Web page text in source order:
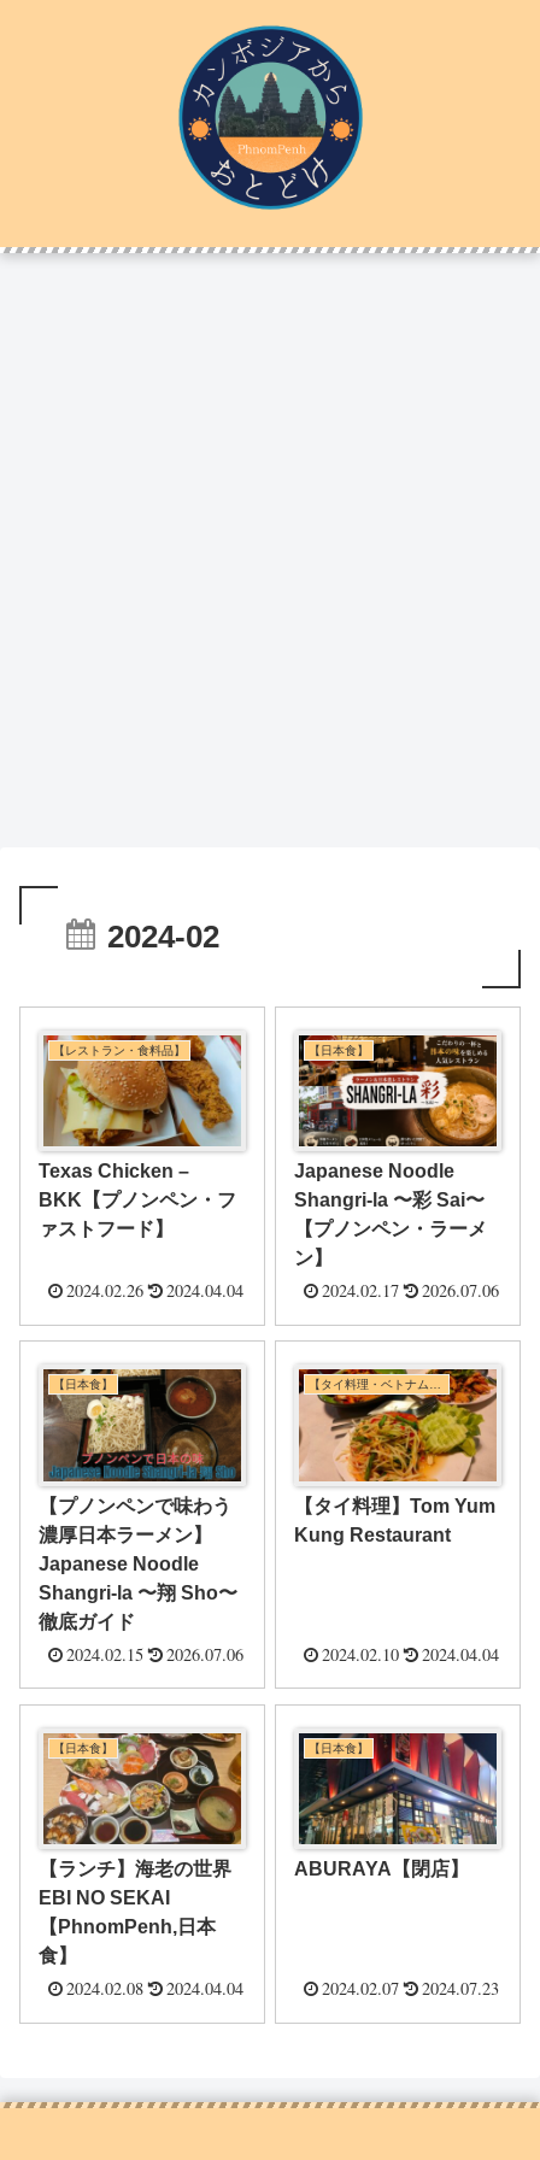
2024-02
【レストラン・食料品】
Texas Chicken –
BKK【プノンペン・フ
ァストフード】
2024.02.26 2024.04.04
【日本食】
Japanese Noodle
Shangri-la 〜彩 Sai〜
【プノンペン・ラーメ
ン】
2024.02.17 2026.07.06
【日本食】
【プノンペンで味わう
濃厚日本ラーメン】
Japanese Noodle
Shangri-la 〜翔 Sho〜
徹底ガイド
2024.02.15 2026.07.06
【タイ料理】Tom Yum
Kung Restaurant
2024.02.10 2024.04.04
【日本食】
【ランチ】海老の世界
EBI NO SEKAI
【PhnomPenh,日本
食】
2024.02.08 2024.04.04
【日本食】
ABURAYA【閉店】
2024.02.07 2024.07.23